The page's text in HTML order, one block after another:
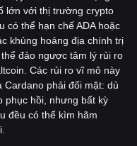
lớn với thị trường crypto
có thể hạn chế ADA hoặc
khủng hoảng địa chính trị
đảo ngược tâm lý rủi ro
Các rủi ro vĩ mô này
phải đối mặt: dù
phục hồi, nhưng bất kỳ
đều có thể kìm hãm